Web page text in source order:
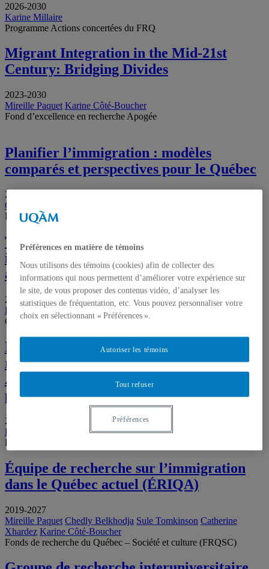
2026-2030
Karine Millaire
Programme Actions concertées du FRQ
Migrant Integration in the Mid-21st
Century: Bridging Divides
2023-2030
Mireille Paquet Karine Côté-Boucher
Fond d’excellence en recherche Apogée
Planifier l’immigration : modèles
comparés et perspectives pour le Québec
2026-2029
Catherine Xhardez
Fonds de recherche du Québec (FRQ)
The New Face of Migration Management
in Canada: Digitalisation, Automation
and AI
2023-2028
Karine Côté-Boucher
Mireille Paquet
Conseil de Recherches en Sciences Humaines du Canada (CRSH)
Discriminations raciales, ethniques et
religieuses chez les jeunes de Québec.
Analyse de situations, de politiques et de
pratiques – Projet Convergences
2024-2027
Louis-Philippe Lampron Jean-Philippe Perreault
Fonds de recherche du Québec – Société et culture (FRQSC)
Équipe de recherche sur l’immigration
dans le Québec actuel (ÉRIQA)
2019-2027
Mireille Paquet Chedly Belkhodja Sule Tomkinson Catherine
Xhardez Karine Côté-Boucher
Fonds de recherche du Québec – Société et culture (FRQSC)
Préférences en matière de témoins
Nous utilisons des témoins (cookies) afin de collecter des
informations qui nous permettent d’améliorer votre expérience sur
le site, de vous proposer des contenus vidéo, d’analyser les
statistiques de fréquentation, etc. Vous pouvez personnaliser votre
choix en sélectionnant « Préférences ».
Tout refuser
Autoriser les témoins
Préférences